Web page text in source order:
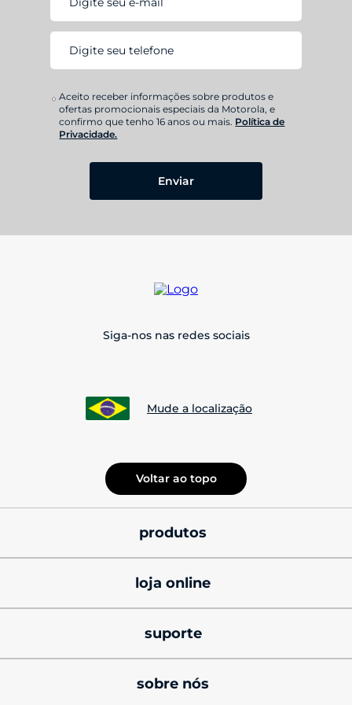
Enviar
Aceito receber informações sobre produtos e
ofertas promocionais especiais da Motorola, e
confirmo que tenho 16 anos ou mais. Política de
Privacidade.
Siga-nos nas redes sociais
Mude a localização
Voltar ao topo
produtos
celulares motorola
signature
celulares motorola razr
loja online
cupons de desconto
black friday
suporte
sobre nós